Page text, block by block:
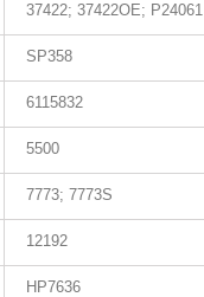
37422; 37422OE; P24061
SP358
6115832
5500
7773; 7773S
12192
HP7636